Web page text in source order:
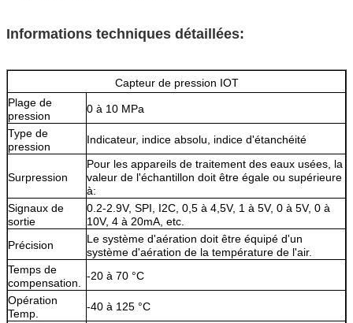
Informations techniques détaillées:
Capteur de pression IOT
Plage de
pression
0 à 10 MPa
Type de
pression
Indicateur, indice absolu, indice d'étanchéité
Surpression
Pour les appareils de traitement des eaux usées, la
valeur de l'échantillon doit être égale ou supérieure
à:
Signaux de
sortie
0.2-2.9V, SPI, I2C, 0,5 à 4,5V, 1 à 5V, 0 à 5V, 0 à
10V, 4 à 20mA, etc.
Précision
Le système d'aération doit être équipé d'un
système d'aération de la température de l'air.
Temps de
compensation.
-20 à 70 °C
Opération
Temp.
-40 à 125 °C